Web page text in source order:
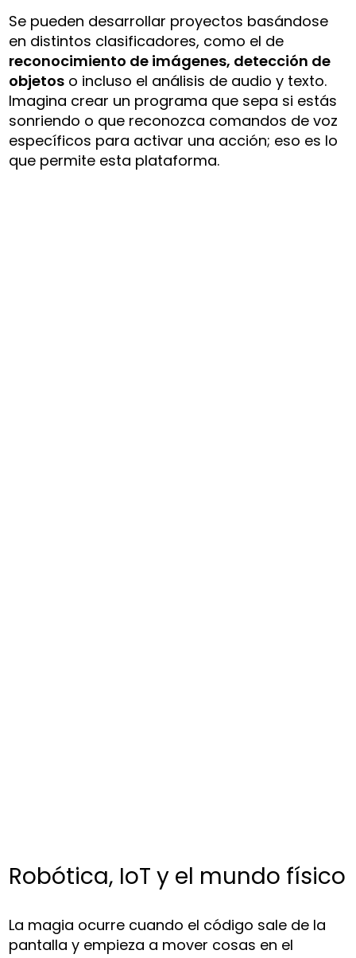
Se pueden desarrollar proyectos basándose
en distintos clasificadores, como el de
reconocimiento de imágenes, detección de
objetos o incluso el análisis de audio y texto.
Imagina crear un programa que sepa si estás
sonriendo o que reconozca comandos de voz
específicos para activar una acción; eso es lo
que permite esta plataforma.
Robótica, IoT y el mundo físico
La magia ocurre cuando el código sale de la
pantalla y empieza a mover cosas en el